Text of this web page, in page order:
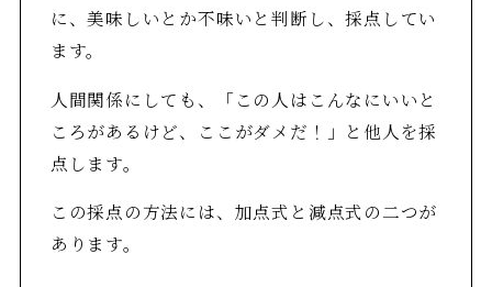
に、美味しいとか不味いと判断し、採点してい
ます。
人間関係にしても、「この人はこんなにいいと
ころがあるけど、ここがダメだ！」と他人を採
点します。
この採点の方法には、加点式と減点式の二つが
あります。